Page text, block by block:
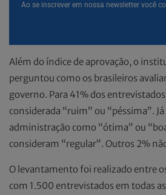
Ao se inscrever em nossa newsletter você
Além do índice de aprovação, o
perguntou como os brasileiros
governo. Para 41% dos
considerada “ruim” ou “péssima”.
administração como “ótima” ou
consideram “regular”. Outros 2%
O levantamento foi realizado entre
com 1.500 entrevistados em todas